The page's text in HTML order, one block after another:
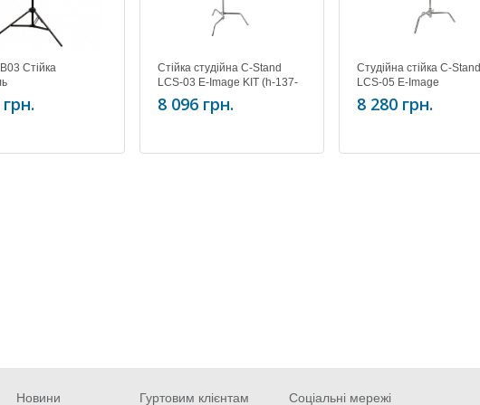
Стійка
Стійка студійна C-Stand
LCS-03 E-Image KIT (h-137-
289см, w-8,2кг)
8 096 грн.
Студійна стійка C-Stand
LCS-05 E-Image
8 280 грн.
Новини Гуртовим клієнтам Соціальні мережі